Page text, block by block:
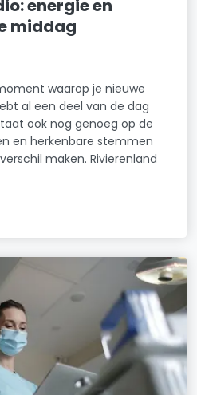
energie en
middag
waarop je nieuwe
al een deel van de dag
ook nog genoeg op de
en herkenbare stemmen
maken. Rivierenland